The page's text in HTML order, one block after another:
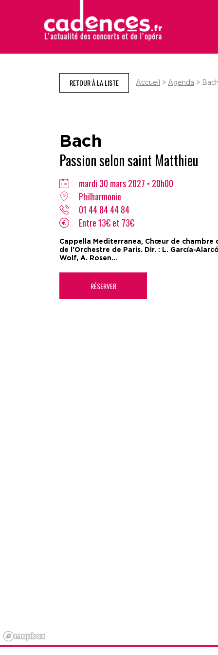
RETOUR À LA LISTE Accueil > Agenda >
Bach
Passion selon saint Matthieu
mardi 30 mars 2027 • 20h00
Philharmonie
01 44 84 44 84
Entre 13€ et 73€
Cappella Mediterranea, Chœur de chambre
de l'Orchestre de Paris. Dir. : L. García-
Wolf, A. Rosen...
RÉSERVER